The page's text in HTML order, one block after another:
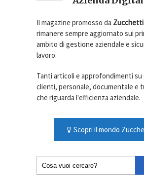
Il magazine promosso da Zucchetti
rimanere sempre aggiornato sui
ambito di gestione aziendale e
lavoro.
Tanti articoli e approfondimenti
clienti, personale, documentale e
che riguarda l'efficienza aziendale.
Scopri il mondo